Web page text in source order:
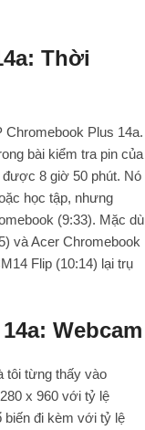
Thời
Chromebook Plus 14a.
bài kiểm tra pin của
8 giờ 50 phút. Nó
học tập, nhưng
(9:33). Mặc dù
và Acer Chromebook
Flip (10:14) lại trụ
Webcam
tôi từng thấy vào
x 960 với tỷ lệ
biến đi kèm với tỷ lệ